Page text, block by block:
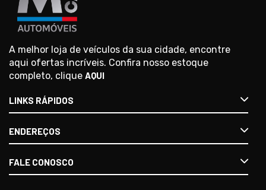
A melhor loja de veículos da sua cidade, encontre
aqui ofertas incríveis. Confira nosso estoque
completo, clique AQUI
LINKS RÁPIDOS
ENDEREÇOS
FALE CONOSCO